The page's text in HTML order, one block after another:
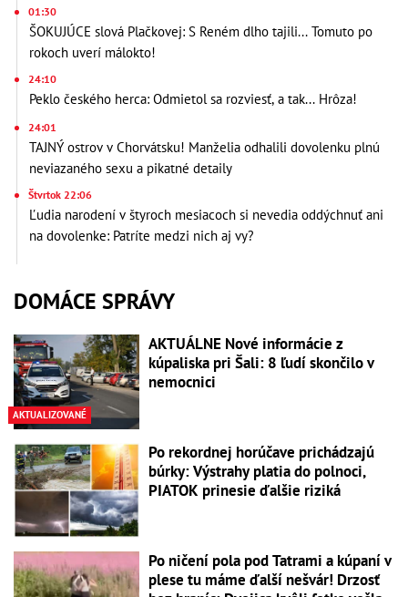
01:30
ŠOKUJÚCE slová Plačkovej: S Reném dlho tajili... Tomuto po
rokoch uverí málokto!
24:10
Peklo českého herca: Odmietol sa rozviesť, a tak... Hrôza!
24:01
TAJNÝ ostrov v Chorvátsku! Manželia odhalili dovolenku plnú
neviazaného sexu a pikatné detaily
Štvrtok 22:06
Ľudia narodení v štyroch mesiacoch si nevedia oddýchnuť ani
na dovolenke: Patríte medzi nich aj vy?
DOMÁCE SPRÁVY
AKTUALIZOVANÉ
AKTUÁLNE Nové informácie z
kúpaliska pri Šali: 8 ľudí skončilo v
nemocnici
Po rekordnej horúčave prichádzajú
búrky: Výstrahy platia do polnoci,
PIATOK prinesie ďalšie riziká
Po ničení pola pod Tatrami a kúpaní v
plese tu máme ďalší nešvár! Drzosť